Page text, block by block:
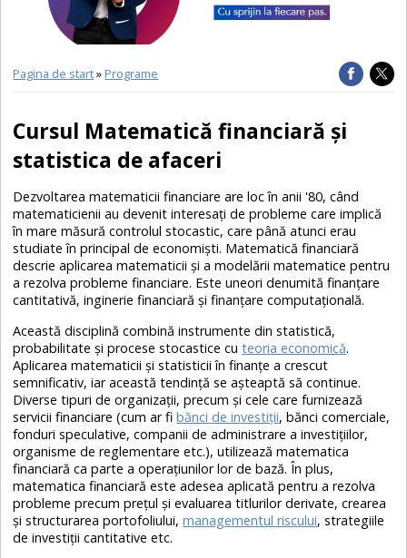
E-LEARNING
Pagina de start»Programe
Cursul Matematică financiară și
statistica de afaceri
Dezvoltarea matematicii financiare are loc în anii '80, când
matematicienii au devenit interesați de probleme care implică
în mare măsură controlul stocastic, care până atunci erau
studiate în principal de economiști. Matematică financiară
descrie aplicarea matematicii și a modelării matematice pentru
a rezolva probleme financiare. Este uneori denumită finanțare
cantitativă, inginerie financiară și finanțare computațională.
Această disciplină combină instrumente din statistică,
probabilitate și procese stocastice cuteoria economică.
Aplicarea matematicii și statisticii în finanțe a crescut
semnificativ, iar această tendință se așteaptă să continue.
Diverse tipuri de organizații, precum și cele care furnizează
servicii financiare (cum ar fibănci de investiții, bănci comerciale,
fonduri speculative, companii de administrare a investițiilor,
organisme de reglementare etc.), utilizează matematica
financiară ca parte a operațiunilor lor de bază. În plus,
matematica financiară este adesea aplicată pentru a rezolva
probleme precum prețul și evaluarea titlurilor derivate, crearea
și structurarea portofoliului,managementul riscului, strategiile
de investiții cantitative etc.